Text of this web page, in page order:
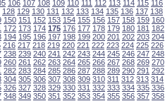
106 107 108 109 110 111 112 113 114 115 116
128 129 130 131 132 133 134 135 136 137 138
150 151 152 153 154 155 156 157 158 159 160
172 173 174 175 176 177 178 179 180 181 182
194 195 196 197 198 199 200 201 202 203 204
216 217 218 219 220 221 222 223 224 225 226
238 239 240 241 242 243 244 245 246 247 248
260 261 262 263 264 265 266 267 268 269 270
282 283 284 285 286 287 288 289 290 291 292
304 305 306 307 308 309 310 311 312 313 314
326 327 328 329 330 331 332 333 334 335 336
348 349 350 351 352 353 354 355 356 357 358